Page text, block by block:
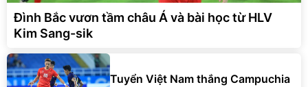
Đình Bắc vươn tầm châu Á và bài học từ HLV
Kim Sang-sik
Tuyển Việt Nam thắng Campuchia